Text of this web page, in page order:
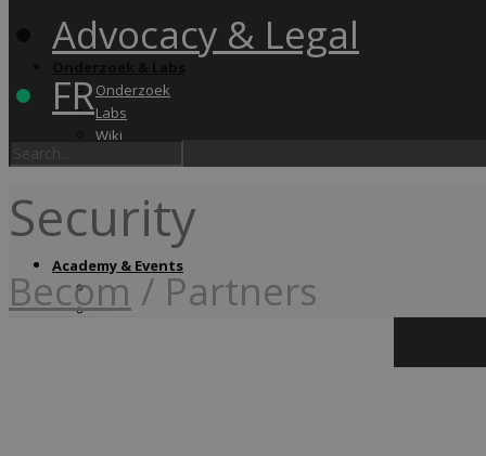
Onderzoek
Labs
Wiki
Academy & Events
Friday Snack
Opleidingen
Advocacy & Legal
FR
Security
Becom / Partners